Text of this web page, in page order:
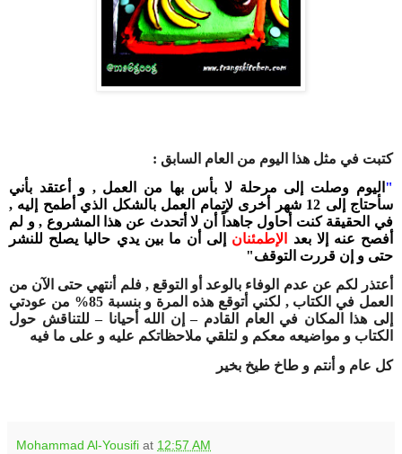
كتبت في مثل هذا اليوم من العام السابق :
" اليوم وصلت إلى مرحلة لا بأس بها من العمل , و أعتقد بأني
سأحتاج إلى 12 شهر أخرى لإتمام العمل بالشكل الذي أطمح إليه ,
في الحقيقة كنت أحاول جاهداً أن لا أتحدث عن هذا المشروع , و لم
أفصح عنه إلا بعد
الإطمئنان إلى أن ما بين يدي حاليا يصلح للنشر
حتى و إن قررت التوقف"
أعتذر لكم عن عدم الوفاء بالوعد أو التوقع , فلم أنتهي حتى الآن من
العمل في الكتاب , لكني أتوقع هذه المرة و بنسبة 85% من عودتي
إلى هذا المكان في العام القادم – إن الله أحيانا – للتناقش حول
الكتاب و مواضيعه معكم و لتلقي ملاحظاتكم عليه و على ما فيه
كل عام و أنتم و طاخ طيخ بخير
Mohammad Al-Yousifi at 12:57 AM